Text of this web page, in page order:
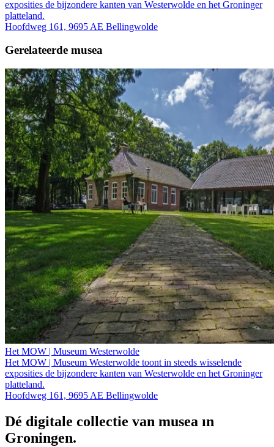
exposities de bijzondere kanten van Westerwolde en het Groninger
platteland.
Hoofdweg 161, 9695 AE Bellingwolde
Gerelateerde musea
Het MOW | Museum Westerwolde
Het MOW | Museum Westerwolde toont in steeds wisselende
exposities de bijzondere kanten van Westerwolde en het Groninger
platteland.
Hoofdweg 161, 9695 AE Bellingwolde
Dé digitale collectie van musea in
Groningen.